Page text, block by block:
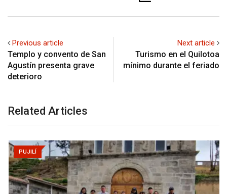
Previous article
Templo y convento de San
Agustín presenta grave
deterioro
Next article
Turismo en el Quilotoa
mínimo durante el feriado
Related Articles
PUJILÍ